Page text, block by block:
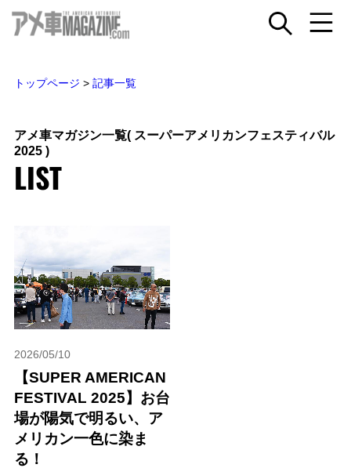
トップページ > 記事一覧
アメ車マガジン一覧( スーパーアメリカンフェスティバル
2025 )
LIST
2026/05/10
【SUPER AMERICAN
FESTIVAL 2025】お台
場が陽気で明るい、ア
メリカン一色に染ま
る！